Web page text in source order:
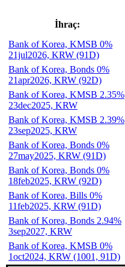
İhraç:
Bank of Korea, KMSB 0%
21jul2026, KRW (91D)
Bank of Korea, Bonds 0%
21apr2026, KRW (92D)
Bank of Korea, KMSB 2.35%
23dec2025, KRW
Bank of Korea, KMSB 2.39%
23sep2025, KRW
Bank of Korea, Bonds 0%
27may2025, KRW (91D)
Bank of Korea, Bonds 0%
18feb2025, KRW (92D)
Bank of Korea, Bills 0%
11feb2025, KRW (91D)
Bank of Korea, Bonds 2.94%
3sep2027, KRW
Bank of Korea, KMSB 0%
1oct2024, KRW (1001, 91D)